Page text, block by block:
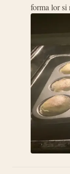
forma lor si